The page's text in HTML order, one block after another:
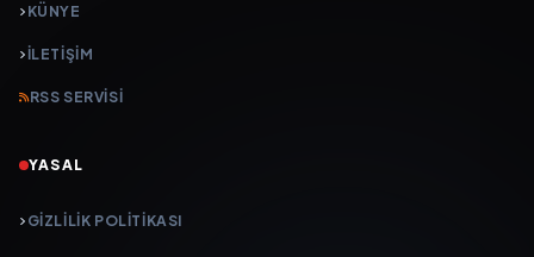
KÜNYE
İLETIŞIM
RSS SERVISI
YASAL
GIZLILIK POLITIKASI